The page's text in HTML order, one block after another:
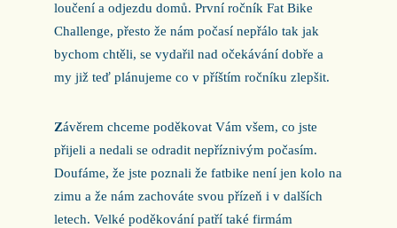
loučení a odjezdu domů. První ročník Fat Bike
Challenge, přesto že nám počasí nepřálo tak jak
bychom chtěli, se vydařil nad očekávání dobře a
my již teď plánujeme co v příštím ročníku zlepšit.
Závěrem chceme poděkovat Vám všem, co jste
přijeli a nedali se odradit nepříznivým počasím.
Doufáme, že jste poznali že fatbike není jen kolo na
zimu a že nám zachováte svou přízeň i v dalších
letech. Velké poděkování patří také firmám